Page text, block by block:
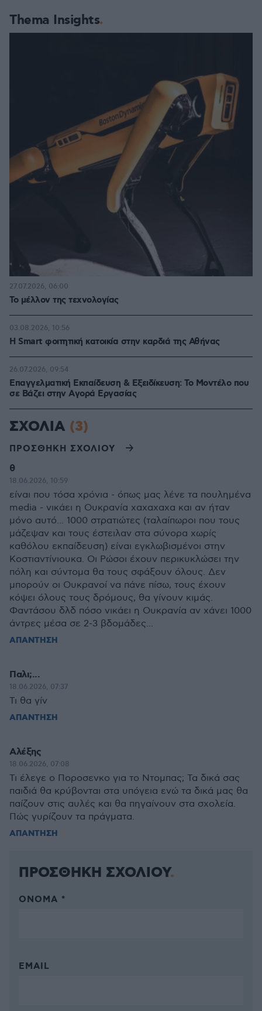
Thema Insights
Το μέλλον της τεχνολογίας
27.07.2026, 06:00
Η Smart φοιτητική κατοικία στην καρδιά της Αθήνας
03.08.2026, 10:56
Επαγγελματική Εκπαίδευση & Εξειδίκευση: Το Mοντέλο που
σε Bάζει στην Aγορά Eργασίας
26.07.2026, 09:54
ΣΧΟΛΙΑ (3)
ΠΡΟΣΘΗΚΗ ΣΧΟΛΙΟΥ
θ
18.06.2026, 10:59
είναι που τόσα χρόνια - όπως μας λένε τα πουλημένα
media - νικάει η Ουκρανία χαχαχαχα και αν ήταν
μόνο αυτό... 1000 στρατιώτες (ταλαίπωροι που τους
μάζεψαν και τους έστειλαν στα σύνορα χωρίς
καθόλου εκπαίδευση) είναι εγκλωβισμένοι στην
Κοστιαντίνιουκα. Οι Ρώσοι έχουν περικυκλώσει την
πόλη και σύντομα θα τους σφάξουν όλους. Δεν
μπορούν οι Ουκρανοί να πάνε πίσω, τους έχουν
κόψει όλους τους δρόμους, θα γίνουν κιμάς.
Φαντάσου δλδ πόσο νικάει η Ουκρανία αν χάνει 1000
άντρες μέσα σε 2-3 βδομάδες...
ΑΠΑΝΤΗΣΗ
Παλι;...
18.06.2026, 07:37
Τι θα γίν
ΑΠΑΝΤΗΣΗ
Αλέξης
18.06.2026, 07:08
Τι έλεγε ο Ποροσενκο για το Ντομπας; Τα δικά σας
παιδιά θα κρύβονται στα υπόγεια ενώ τα δικά μας θα
παίζουν στις αυλές και θα πηγαίνουν στα σχολεία.
Πώς γυρίζουν τα πράγματα.
ΑΠΑΝΤΗΣΗ
ΠΡΟΣΘΗΚΗ ΣΧΟΛΙΟΥ
ΌΝΟΜΑ *
EMAIL